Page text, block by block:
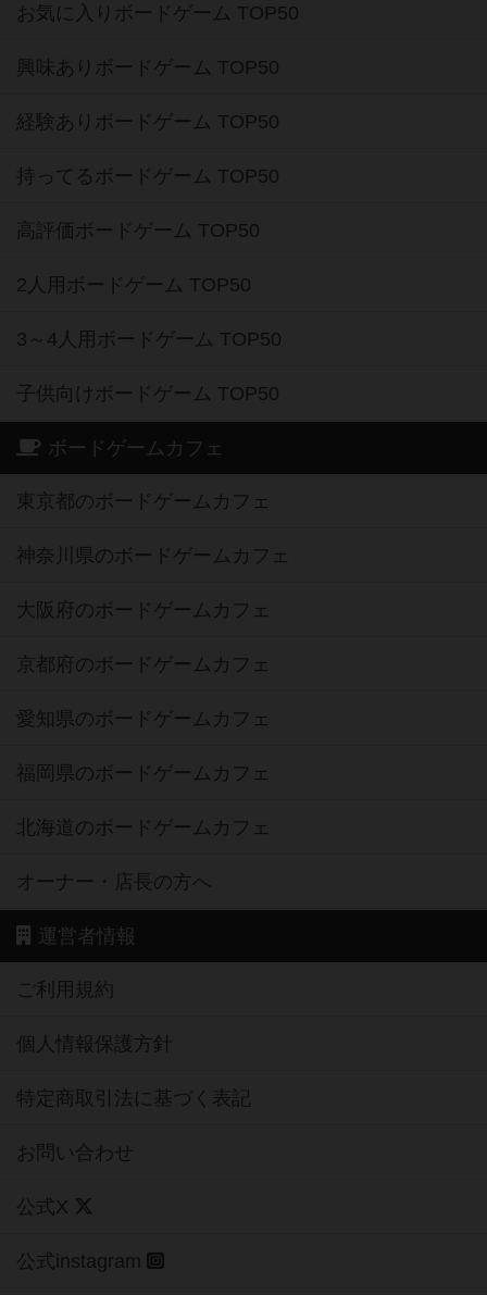
お気に入りボードゲーム TOP50
興味ありボードゲーム TOP50
経験ありボードゲーム TOP50
持ってるボードゲーム TOP50
高評価ボードゲーム TOP50
2人用ボードゲーム TOP50
3～4人用ボードゲーム TOP50
子供向けボードゲーム TOP50
ボードゲームカフェ
東京都のボードゲームカフェ
神奈川県のボードゲームカフェ
大阪府のボードゲームカフェ
京都府のボードゲームカフェ
愛知県のボードゲームカフェ
福岡県のボードゲームカフェ
北海道のボードゲームカフェ
オーナー・店長の方へ
運営者情報
ご利用規約
個人情報保護方針
特定商取引法に基づく表記
お問い合わせ
公式X
公式instagram